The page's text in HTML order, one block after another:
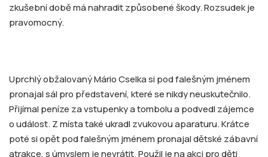
zkušební době má nahradit způsobené škody. Rozsudek je
pravomocný.
Uprchlý obžalovaný Mário Cselka si pod falešným jménem
pronajal sál pro představení, které se nikdy neuskutečnilo.
Přijímal peníze za vstupenky a tombolu a podvedl zájemce
o událost. Z místa také ukradl zvukovou aparaturu. Krátce
poté si opět pod falešným jménem pronajal dětské zábavní
atrakce, s úmyslem je nevrátit. Použil je na akci pro děti